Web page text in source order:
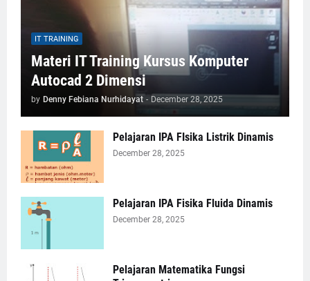
IT TRAINING
Materi IT Training Kursus Komputer
Autocad 2 Dimensi
by Denny Febiana Nurhidayat - December 28, 2025
Pelajaran IPA FIsika Listrik Dinamis
December 28, 2025
Pelajaran IPA Fisika Fluida Dinamis
December 28, 2025
Pelajaran Matematika Fungsi